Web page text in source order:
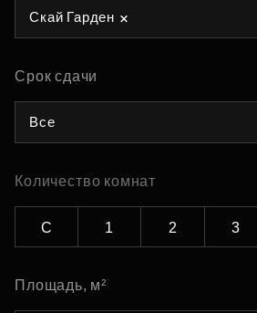
Скай Гарден
Срок сдачи
Все
Количество комнат
С 1 2 3
Площадь, м²